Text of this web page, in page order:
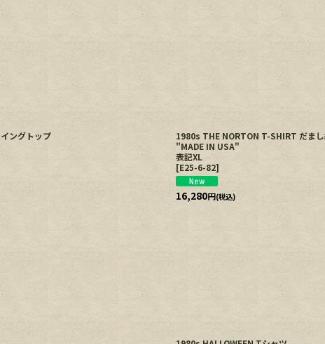
ングトップ
1980s THE NORTON T-SHIRT だま
"MADE IN USA"
表記XL
[E25-6-82]
16,280円(税込)